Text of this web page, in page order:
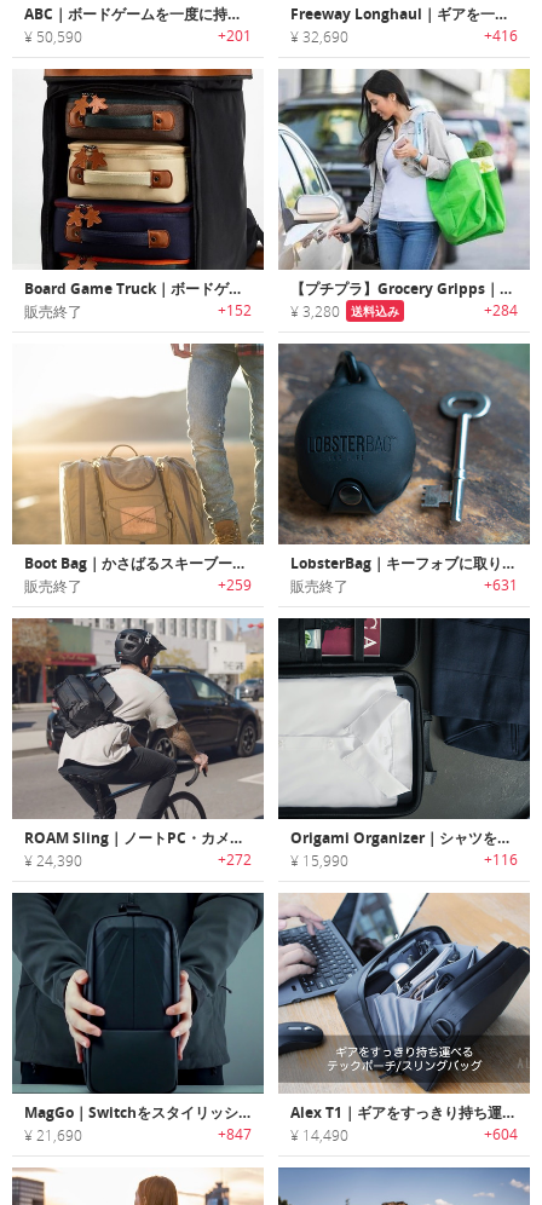
ABC｜ボードゲームを一度に持ち運べる拡張式バックパック「ABCバックパック」
¥ 50,590 +201
Freeway Longhaul｜ギアを一度に沢山持ち運べるイージーアクセスキャリーダッフル「ロングホール」
¥ 32,690 +416
Board Game Truck｜ボードゲーム愛好家に最適なボードゲーム用キャリーシステム「ボードゲームトラック」
販売終了 +152
【プチプラ】Grocery Gripps｜ショッピングバッグを一度に沢山持ち運べるバッグキャリアー
¥ 3,280 送料込み +284
Boot Bag｜かさばるスキーブーツを楽に持ち運べるギアバッグ「ブートバッグ」
販売終了 +259
LobsterBag｜キーフォブに取り付けて持ち運べる丈夫で機能的なエコバッグ「ロブスターバッグ」
販売終了 +631
ROAM Sling｜ノートPC・カメラギアを持ち運べるスリングバッグ「ロームスリング」
¥ 24,390 +272
Origami Organizer｜シャツを畳んでシワなく持ち運べる衣類バッグ「オリガミオーガナイザー」
¥ 15,990 +116
MagGo｜Switchをスタイリッシュに持ち運べるクロスボディーバッグ「マグゴー」
¥ 21,690 +847
Alex T1｜ギアをすっきり持ち運べるテックポーチ/スリングバッグ
¥ 14,490 +604